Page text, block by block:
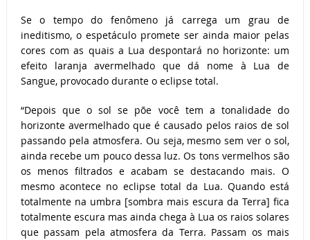
Se o tempo do fenômeno já carrega um grau de
ineditismo, o espetáculo promete ser ainda maior pelas
cores com as quais a Lua despontará no horizonte: um
efeito laranja avermelhado que dá nome à Lua de
Sangue, provocado durante o eclipse total.
“Depois que o sol se põe você tem a tonalidade do
horizonte avermelhado que é causado pelos raios de sol
passando pela atmosfera. Ou seja, mesmo sem ver o sol,
ainda recebe um pouco dessa luz. Os tons vermelhos são
os menos filtrados e acabam se destacando mais. O
mesmo acontece no eclipse total da Lua. Quando está
totalmente na umbra [sombra mais escura da Terra] fica
totalmente escura mas ainda chega à Lua os raios solares
que passam pela atmosfera da Terra. Passam os mais